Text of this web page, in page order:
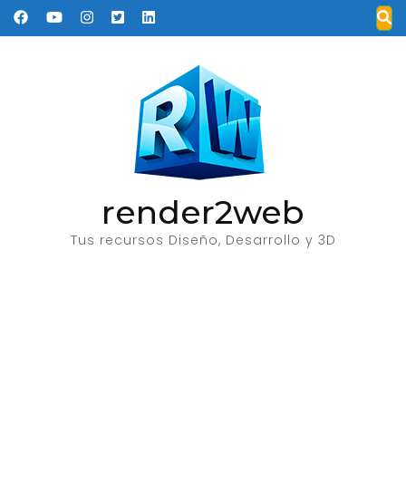
Saltar
al
render2web
Tus recursos Diseño, Desarrollo y 3D